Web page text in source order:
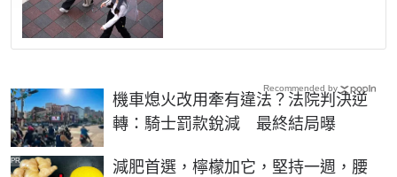
機車熄火改用牽有違法？法院判決逆
轉：騎士罰款銳減 最終結局曝
減肥首選，檸檬加它，堅持一週，腰
PR
Recommended by